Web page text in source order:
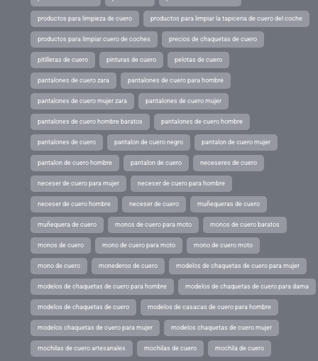
productos para limpieza de cuero productos para limpiar la tapiceria de cuero del coche
productos para limpiar cuero de coches precios de chaquetas de cuero
pitilleras de cuero pinturas de cuero pelotas de cuero
pantalones de cuero zara pantalones de cuero para hombre
pantalones de cuero mujer zara pantalones de cuero mujer
pantalones de cuero hombre baratos pantalones de cuero hombre
pantalones de cuero pantalon de cuero negro pantalon de cuero mujer
pantalon de cuero hombre pantalon de cuero neceseres de cuero
neceser de cuero para mujer neceser de cuero para hombre
neceser de cuero hombre neceser de cuero muñequeras de cuero
muñequera de cuero monos de cuero para moto monos de cuero baratos
monos de cuero mono de cuero para moto mono de cuero moto
mono de cuero monederos de cuero modelos de chaquetas de cuero para mujer
modelos de chaquetas de cuero para hombre modelos de chaquetas de cuero para dama
modelos de chaquetas de cuero modelos de casacas de cuero para hombre
modelos chaquetas de cuero para mujer modelos chaquetas de cuero mujer
mochilas de cuero artesanales mochilas de cuero mochila de cuero